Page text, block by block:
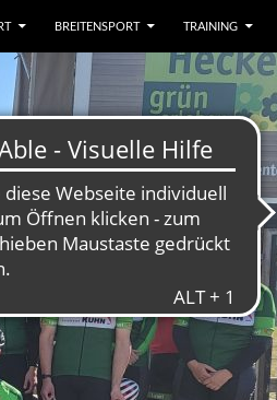
BREITENSPORT TRAINING